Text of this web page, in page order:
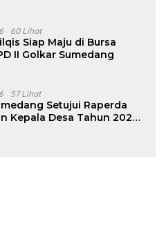
60 Lihat
Siap Maju di Bursa
II Golkar Sumedang
57 Lihat
Setujui Raperda
Kepala Desa Tahun 2026